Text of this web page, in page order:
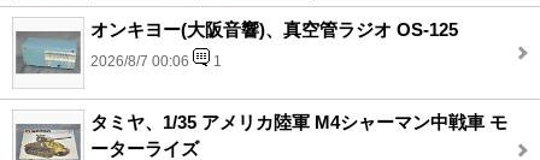
オンキヨー(大阪音響)、真空管ラジオ OS-125
2026/8/7 00:06 1
タミヤ、1/35 アメリカ陸軍 M4シャーマン中戦車 モ
ーターライズ